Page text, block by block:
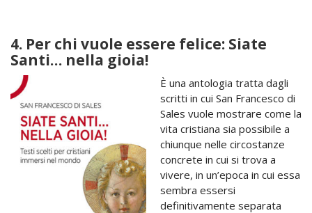
4. Per chi vuole essere felice: Siate
Santi… nella gioia!
È una antologia tratta dagli
scritti in cui San Francesco di
Sales vuole mostrare come la
vita cristiana sia possibile a
chiunque nelle circostanze
concrete in cui si trova a
vivere, in un’epoca in cui essa
sembra essersi
definitivamente separata